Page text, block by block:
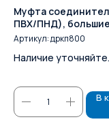
Муфта
ПВХ/ПНД), большие
Артикул:дркп800
Наличие
В